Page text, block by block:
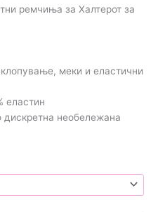
ремчиња за Халтерот за
меки и еластични
еластин
дискретна необележана